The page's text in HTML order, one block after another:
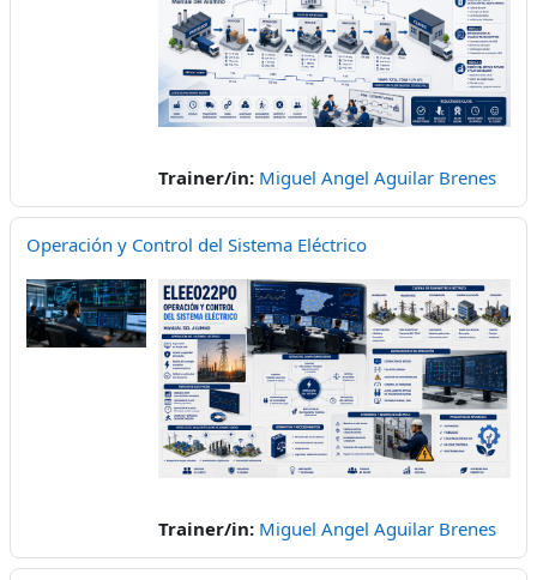
Trainer/in: Miguel Angel Aguilar Brenes
Operación y Control del Sistema Eléctrico
Trainer/in: Miguel Angel Aguilar Brenes